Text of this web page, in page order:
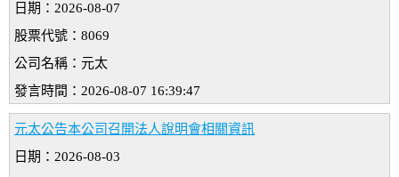
日期：2026-08-07
股票代號：8069
公司名稱：元太
發言時間：2026-08-07 16:39:47
元太公告本公司召開法人說明會相關資訊
日期：2026-08-03